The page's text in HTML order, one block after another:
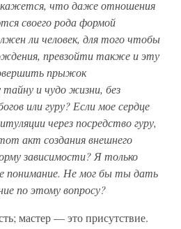
кажется, что даже отношения
своего рода формой
ли человек, для того чтобы
превзойти также и эту
прыжок
тайну и чудо жизни, без
или гуру? Если мое сердце
через посредство гуру,
акт создания внешнего
зависимости? Я только
понимание. Не мог бы ты дать
по этому вопросу?
мастер — это присутствие.